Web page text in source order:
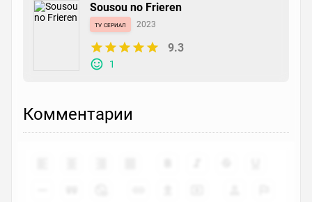
Sousou no Frieren
tv сериал 2023
9.3
1
Комментарии